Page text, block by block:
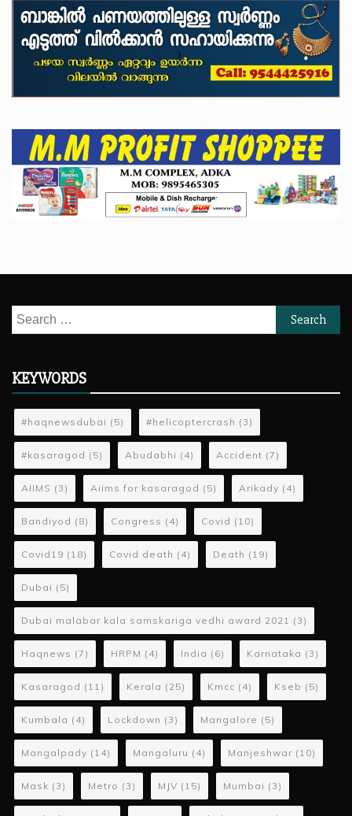
Search
for:
KEYWORDS
#haqnewsdubai (5) #helicoptercrash (3)
#kasaragod (5) Abudabhi (4) Accident (7)
AIIMS (3) Aiims for kasaragod (5) Arikady (4)
Bandiyod (8) Congress (4) Covid (10)
Covid19 (18) Covid death (4) Death (19)
Dubai (5)
Dubai malabar kala samskariga vedhi award 2021 (3)
Haqnews (7) HRPM (4) India (6) Karnataka (3)
Kasaragod (11) Kerala (25) Kmcc (4) Kseb (5)
Kumbala (4) Lockdown (3) Mangalore (5)
Mangalpady (14) Mangaluru (4) Manjeshwar (10)
Mask (3) Metro (3) MJV (15) Mumbai (3)